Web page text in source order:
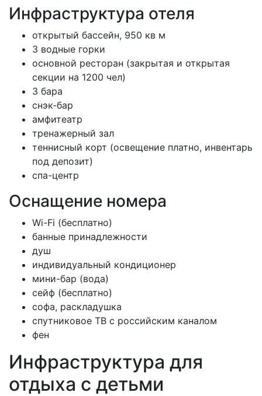
Инфраструктура отеля
открытый бассейн, 950 кв м
3 водные горки
основной ресторан (закрытая и открытая
секции на 1200 чел)
3 бара
снэк-бар
амфитеатр
тренажерный зал
теннисный корт (освещение платно, инвентарь
под депозит)
спа-центр
Оснащение номера
Wi-Fi (бесплатно)
банные принадлежности
душ
индивидуальный кондиционер
мини-бар (вода)
сейф (бесплатно)
софа, раскладушка
спутниковое ТВ с российским каналом
фен
Инфраструктура для
отдыха с детьми